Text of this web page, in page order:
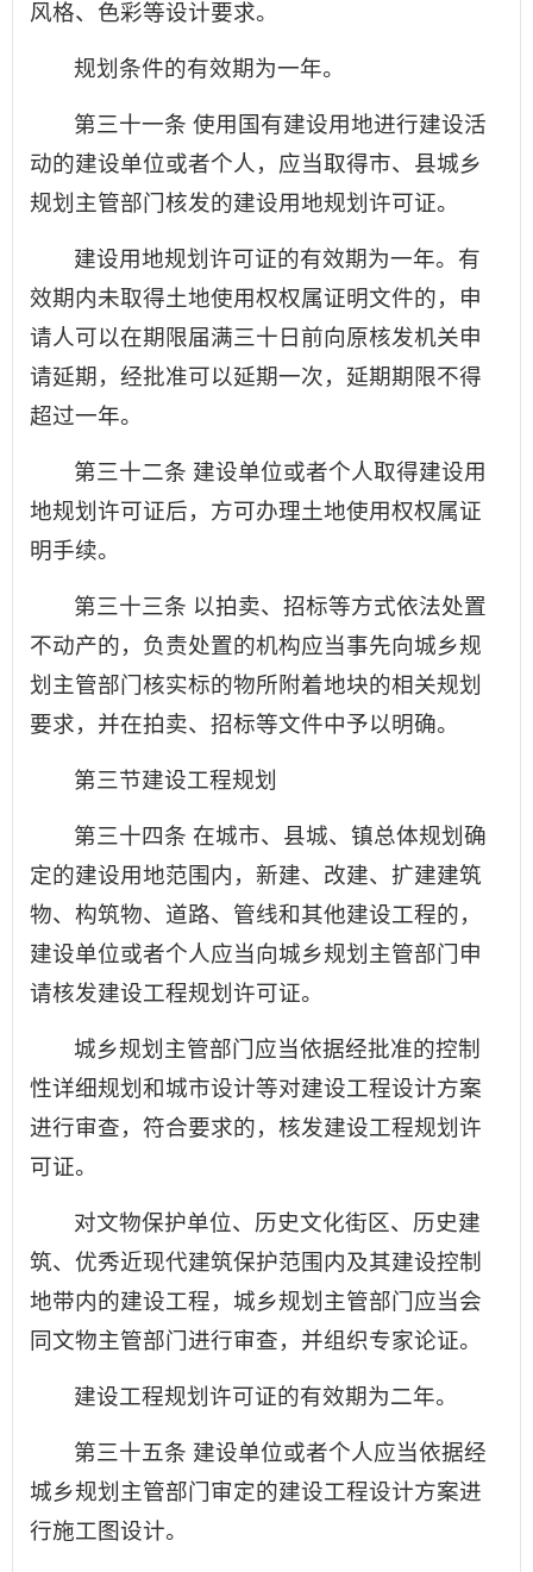
风格、色彩等设计要求。
规划条件的有效期为一年。
第三十一条 使用国有建设用地进行建设活
动的建设单位或者个人，应当取得市、县城乡
规划主管部门核发的建设用地规划许可证。
建设用地规划许可证的有效期为一年。有
效期内未取得土地使用权权属证明文件的，申
请人可以在期限届满三十日前向原核发机关申
请延期，经批准可以延期一次，延期期限不得
超过一年。
第三十二条 建设单位或者个人取得建设用
地规划许可证后，方可办理土地使用权权属证
明手续。
第三十三条 以拍卖、招标等方式依法处置
不动产的，负责处置的机构应当事先向城乡规
划主管部门核实标的物所附着地块的相关规划
要求，并在拍卖、招标等文件中予以明确。
第三节建设工程规划
第三十四条 在城市、县城、镇总体规划确
定的建设用地范围内，新建、改建、扩建建筑
物、构筑物、道路、管线和其他建设工程的，
建设单位或者个人应当向城乡规划主管部门申
请核发建设工程规划许可证。
城乡规划主管部门应当依据经批准的控制
性详细规划和城市设计等对建设工程设计方案
进行审查，符合要求的，核发建设工程规划许
可证。
对文物保护单位、历史文化街区、历史建
筑、优秀近现代建筑保护范围内及其建设控制
地带内的建设工程，城乡规划主管部门应当会
同文物主管部门进行审查，并组织专家论证。
建设工程规划许可证的有效期为二年。
第三十五条 建设单位或者个人应当依据经
城乡规划主管部门审定的建设工程设计方案进
行施工图设计。